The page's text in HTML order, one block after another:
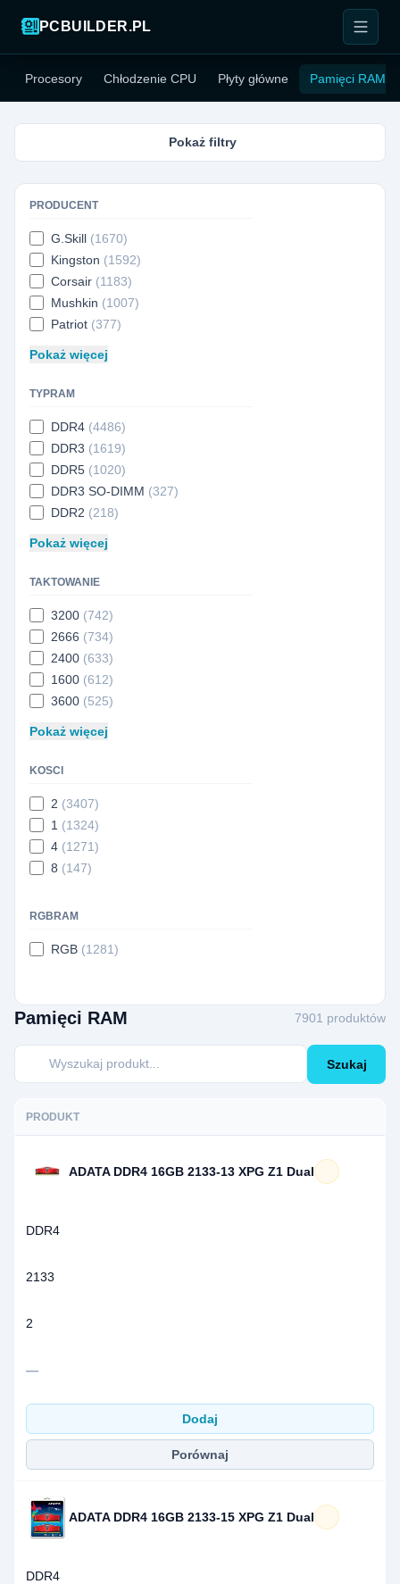
PCBUILDER.PL
Procesory Chłodzenie CPU Płyty główne Pamięci RAM
Pokaż filtry
PRODUCENT
G.Skill (1670)
Kingston (1592)
Corsair (1183)
Mushkin (1007)
Patriot (377)
Pokaż więcej
TYPRAM
DDR4 (4486)
DDR3 (1619)
DDR5 (1020)
DDR3 SO-DIMM (327)
DDR2 (218)
Pokaż więcej
TAKTOWANIE
3200 (742)
2666 (734)
2400 (633)
1600 (612)
3600 (525)
Pokaż więcej
KOSCI
2 (3407)
1 (1324)
4 (1271)
8 (147)
RGBRAM
RGB (1281)
Pamięci RAM 7901 produktów
Szukaj
PRODUKT
ADATA DDR4 16GB 2133-13 XPG Z1 Dual
DDR4
2133
2
—
Dodaj
Porównaj
ADATA DDR4 16GB 2133-15 XPG Z1 Dual
DDR4